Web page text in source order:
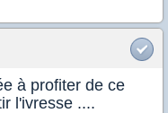
à profiter de ce
l'ivresse ....